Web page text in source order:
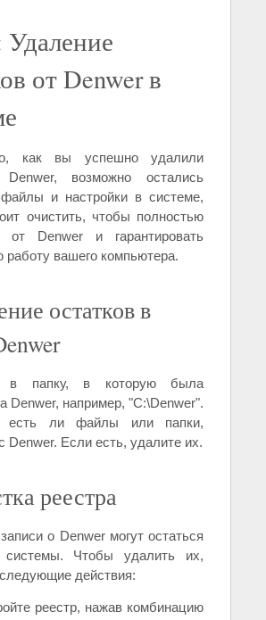
от Denwer в
как вы успешно удалили
Denwer, возможно остались
и настройки в системе,
очистить, чтобы полностью
от Denwer и гарантировать
работу вашего компьютера.
остатков в
в папку, в которую была
Denwer, например, "C:\Denwer".
есть ли файлы или папки,
Denwer. Если есть, удалите их.
реестра
о Denwer могут остаться
системы. Чтобы удалить их,
действия:
реестр, нажав комбинацию